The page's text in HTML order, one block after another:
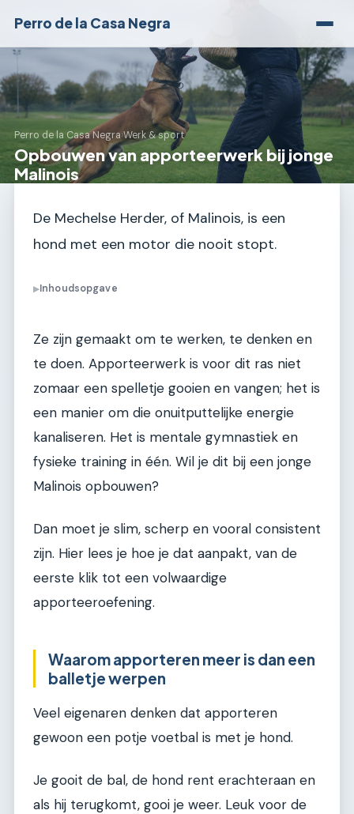
Perro de la Casa Negra
Perro de la Casa Negra›Werk & sport
Opbouwen van apporteerwerk bij jonge
Malinois
De Mechelse Herder, of Malinois, is een
hond met een motor die nooit stopt.
▶Inhoudsopgave
Ze zijn gemaakt om te werken, te denken en
te doen. Apporteerwerk is voor dit ras niet
zomaar een spelletje gooien en vangen; het is
een manier om die onuitputtelijke energie
kanaliseren. Het is mentale gymnastiek en
fysieke training in één. Wil je dit bij een jonge
Malinois opbouwen?
Dan moet je slim, scherp en vooral consistent
zijn. Hier lees je hoe je dat aanpakt, van de
eerste klik tot een volwaardige
apporteeroefening.
Waarom apporteren meer is dan een
balletje werpen
Veel eigenaren denken dat apporteren
gewoon een potje voetbal is met je hond.
Je gooit de bal, de hond rent erachteraan en
als hij terugkomt, gooi je weer. Leuk voor de